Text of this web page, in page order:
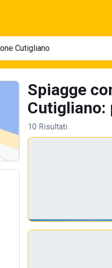
Spiagge
Cutigliano:
10 Risultati